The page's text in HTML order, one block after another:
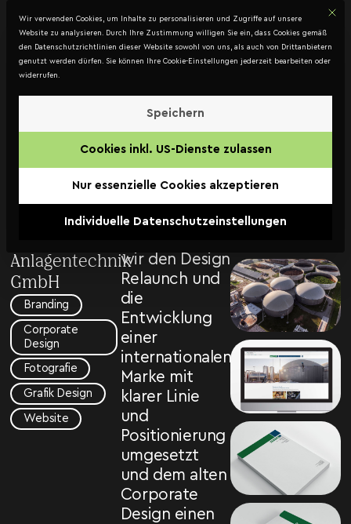
Kontakt
NAHTEC
Design
Relaunch
Nahwärmetechnologie
Anlagentechnik
GmbH
Branding
Corporate
Design
Fotografie
Grafik Design
Website
Im Zuge der
Expansion der
Nahtec
Nahwärmetechnologie
wir den Design
Relaunch und
die
Entwicklung
einer
internationalen
Marke mit
klarer Linie
und
Positionierung
umgesetzt
und dem alten
Corporate
Design einen
Mit
DATENSCHUTZ
Wir verwenden Cookies, um Inhalte zu personalisieren und Zugriffe auf unsere
Website zu analysieren. Durch Ihre Zustimmung willigen Sie ein, dass Cookies gemäß
den Datenschutzrichtlinien dieser Website sowohl von uns, als auch von Drittanbietern
genutzt werden dürfen. Sie können Ihre Cookie-Einstellungen jederzeit bearbeiten oder
widerrufen.
Speichern
Cookies inkl. US-Dienste zulassen
Nur essenzielle Cookies akzeptieren
Individuelle Datenschutzeinstellungen